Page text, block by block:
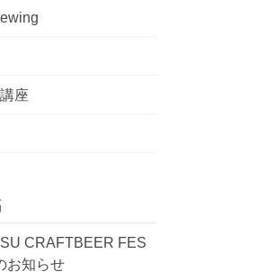
座
CRAFTBEER FES
お知らせ